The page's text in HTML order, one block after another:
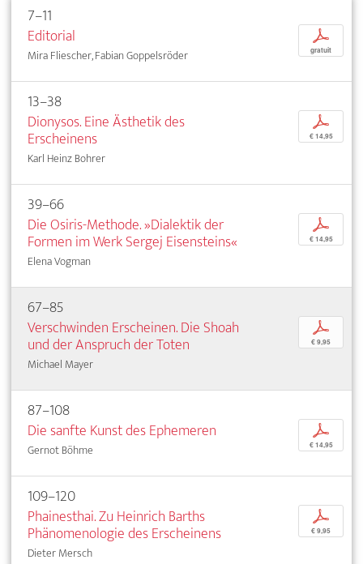
7–11
Editorial
Mira Fliescher, Fabian Goppelsröder
p
gratuit
13–38
Dionysos. Eine Ästhetik des
Erscheinens
Karl Heinz Bohrer
p
€ 14,95
39–66
Die Osiris-Methode. »Dialektik der
Formen im Werk Sergej Eisensteins«
Elena Vogman
p
€ 14,95
67–85
Verschwinden Erscheinen. Die Shoah
und der Anspruch der Toten
Michael Mayer
p
€ 9,95
87–108
Die sanfte Kunst des Ephemeren
Gernot Böhme
p
€ 14,95
109–120
Phainesthai. Zu Heinrich Barths
Phänomenologie des Erscheinens
Dieter Mersch
p
€ 9,95